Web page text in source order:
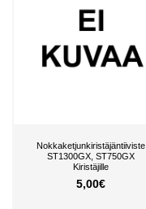
Nokkaketjunkiristäjäntiiviste
ST1300GX, ST750GX
Kiristäjille
5,00€